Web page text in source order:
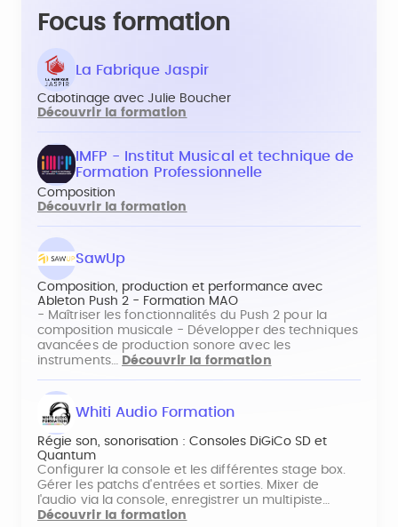
Focus formation
La Fabrique Jaspir
Cabotinage avec Julie Boucher
Découvrir la formation
IMFP - Institut Musical et technique de
Formation Professionnelle
Composition
Découvrir la formation
SawUp
Composition, production et performance avec
Ableton Push 2 - Formation MAO
- Maîtriser les fonctionnalités du Push 2 pour la
composition musicale - Développer des techniques
avancées de production sonore avec les
instruments… Découvrir la formation
Whiti Audio Formation
Régie son, sonorisation : Consoles DiGiCo SD et
Quantum
Configurer la console et les différentes stage box.
Gérer les patchs d'entrées et sorties. Mixer de
l'audio via la console, enregistrer un multipiste…
Découvrir la formation